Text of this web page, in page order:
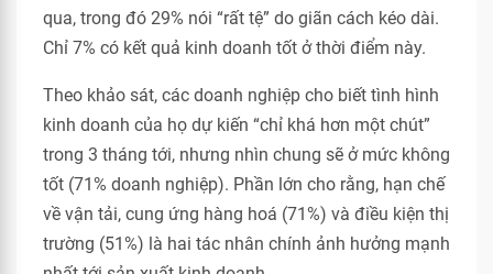
qua, trong đó 29% nói “rất tệ” do giãn cách kéo dài.
Chỉ 7% có kết quả kinh doanh tốt ở thời điểm này.
Theo khảo sát, các doanh nghiệp cho biết tình hình
kinh doanh của họ dự kiến “chỉ khá hơn một chút”
trong 3 tháng tới, nhưng nhìn chung sẽ ở mức không
tốt (71% doanh nghiệp). Phần lớn cho rằng, hạn chế
về vận tải, cung ứng hàng hoá (71%) và điều kiện thị
trường (51%) là hai tác nhân chính ảnh hưởng mạnh